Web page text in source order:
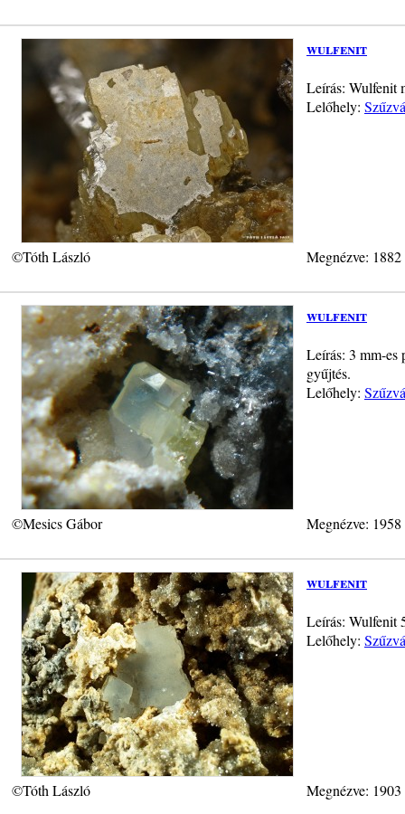
wulfenit
Leírás: Wulfenit
Lelőhely:
©Tóth László Megnézve:
wulfenit
Leírás: 3 mm-es
gyűjtés.
Lelőhely:
©Mesics Gábor Megnézve:
wulfenit
Leírás: Wulfenit
Lelőhely:
©Tóth László Megnézve: